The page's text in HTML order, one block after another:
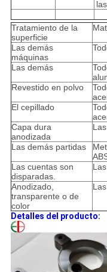
Tratamiento de la
superficie
Las demás
máquinas
Las demás
Revestido en polvo
El cepillado
Capa dura
anodizada
Las demás partidas
Las cuentas son
disparadas.
Anodizado,
transparente o de
color
Detalles del producto: